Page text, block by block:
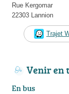
Rue Kergomar
22303 Lannion
Trajet
Venir en
En bus